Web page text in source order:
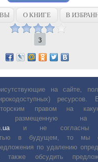
О КНИГЕ В
3
на сайте,
правом на
размещенную на
и не
в будущем, то мы
по удалению
также обсудить